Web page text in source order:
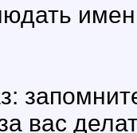
вас